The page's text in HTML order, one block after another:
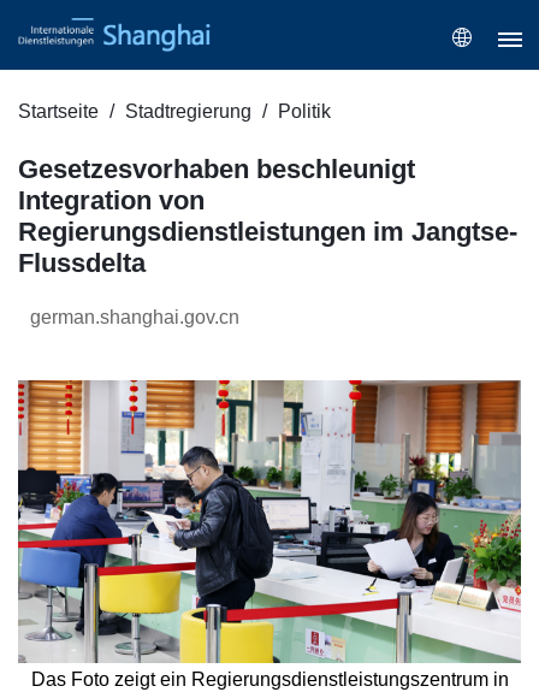
Startseite Stadtregierung Politik
Gesetzesvorhaben beschleunigt
Integration von
Regierungsdienstleistungen im Jangtse-
Flussdelta
german.shanghai.gov.cn
Das Foto zeigt ein Regierungsdienstleistungszentrum in